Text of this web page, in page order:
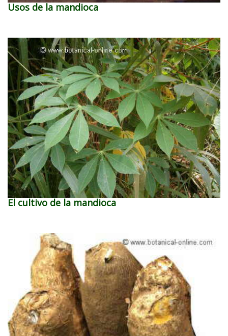
Usos de la mandioca
El cultivo de la mandioca